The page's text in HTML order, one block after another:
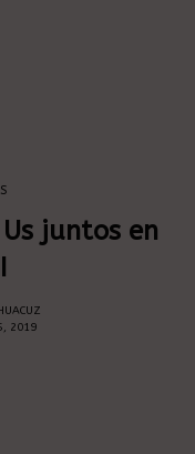
Us juntos en
2019